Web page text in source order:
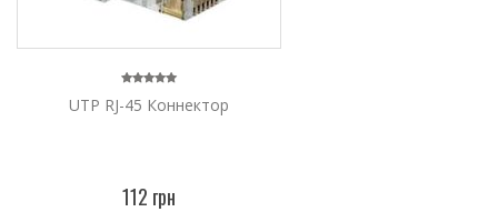
UTP RJ-45 Коннектор
112 грн